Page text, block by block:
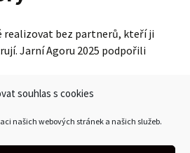
souhlas s cookies
našich webových stránek a našich služeb.
realizovat bez partnerů, kteří ji
Jarní Agoru 2025 podpořili
pojišťovna